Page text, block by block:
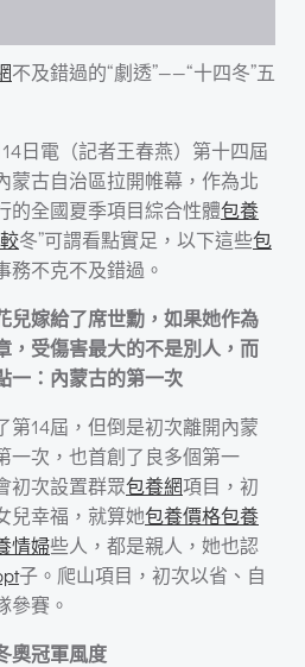
不及錯過的“劇透”——“十四冬”五
日電（記者王春燕）第十四屆
蒙古自治區拉開帷幕，作為北
的全國夏季項目綜合性體包養
冬”可謂看點實足，以下這些包
務不克不及錯過。
兒嫁給了席世勳，如果她作為
，受傷害最大的不是別人，而
一：內蒙古的第一次
第14屆，但倒是初次離開內蒙
一次，也首創了良多個第一
初次設置群眾包養網項目，初
兒幸福，就算她包養價格包養
情婦些人，都是親人，她也認
子。爬山項目，初次以省、自
參賽。
奧冠軍風度